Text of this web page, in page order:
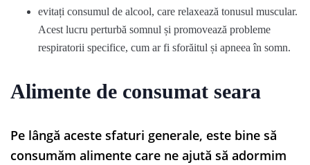
evitați consumul de alcool, care relaxează tonusul muscular.
Acest lucru perturbă somnul și promovează probleme
respiratorii specifice, cum ar fi sforăitul și apneea în somn.
Alimente de consumat seara
Pe lângă aceste sfaturi generale, este bine să
consumăm alimente care ne ajută să adormim